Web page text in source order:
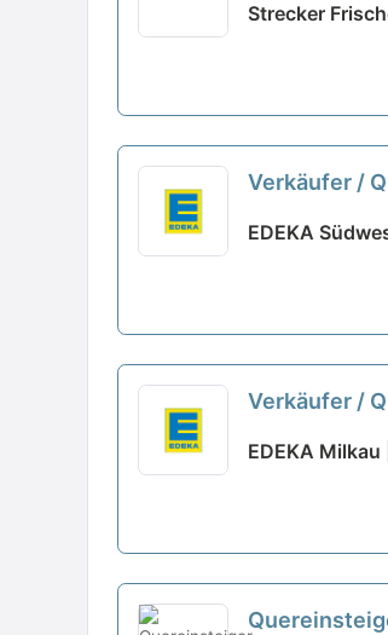
Strecker
Verkäufer /
EDEKA
Verkäufer /
EDEKA